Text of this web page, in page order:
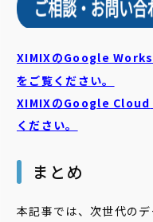
XIMIXのGoogle
をご覧ください。
XIMIXのGoogle Cloud
ください。
まとめ
本記事では、次世代の